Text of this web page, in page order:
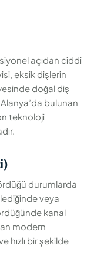
açıdan ciddi
eksik dişlerin
doğal diş
bulunan
teknoloji
durumlarda
veya
kanal
modern
hızlı bir şekilde